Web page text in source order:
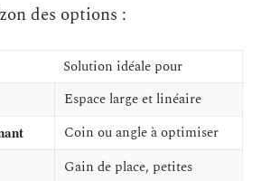
des options :
Solution idéale pour
Espace large et linéaire
Coin ou angle à optimiser
Gain de place, petites